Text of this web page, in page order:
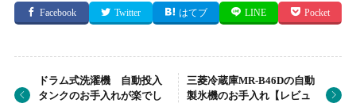
Facebook Twitter はてブ LINE Pocket
ドラム式洗濯機 自動投入
タンクのお手入れが楽でし
三菱冷蔵庫MR-B46Dの自動
製氷機のお手入れ【レビュ